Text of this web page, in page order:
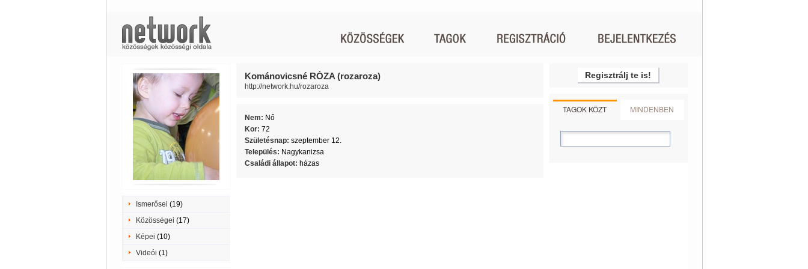
Ismerősei (19)
Közösségei (17)
Képei (10)
Videói (1)
Kománovicsné RÓZA (rozaroza)
http://network.hu/rozaroza
Nem: Nő
Kor: 72
Születésnap: szeptember 12.
Település: Nagykanizsa
Családi állapot: házas
Regisztrálj te is!
TAGOK KÖZT MINDENBEN